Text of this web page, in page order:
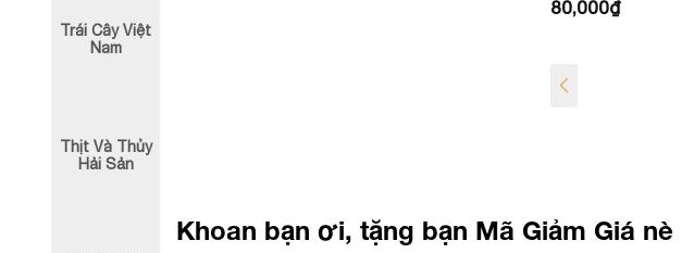
Trái Cây Việt
Nam
Thịt Và Thủy
Hải Sản
60,000₫
Khoan bạn ơi, tặng bạn Mã Giảm Giá nè